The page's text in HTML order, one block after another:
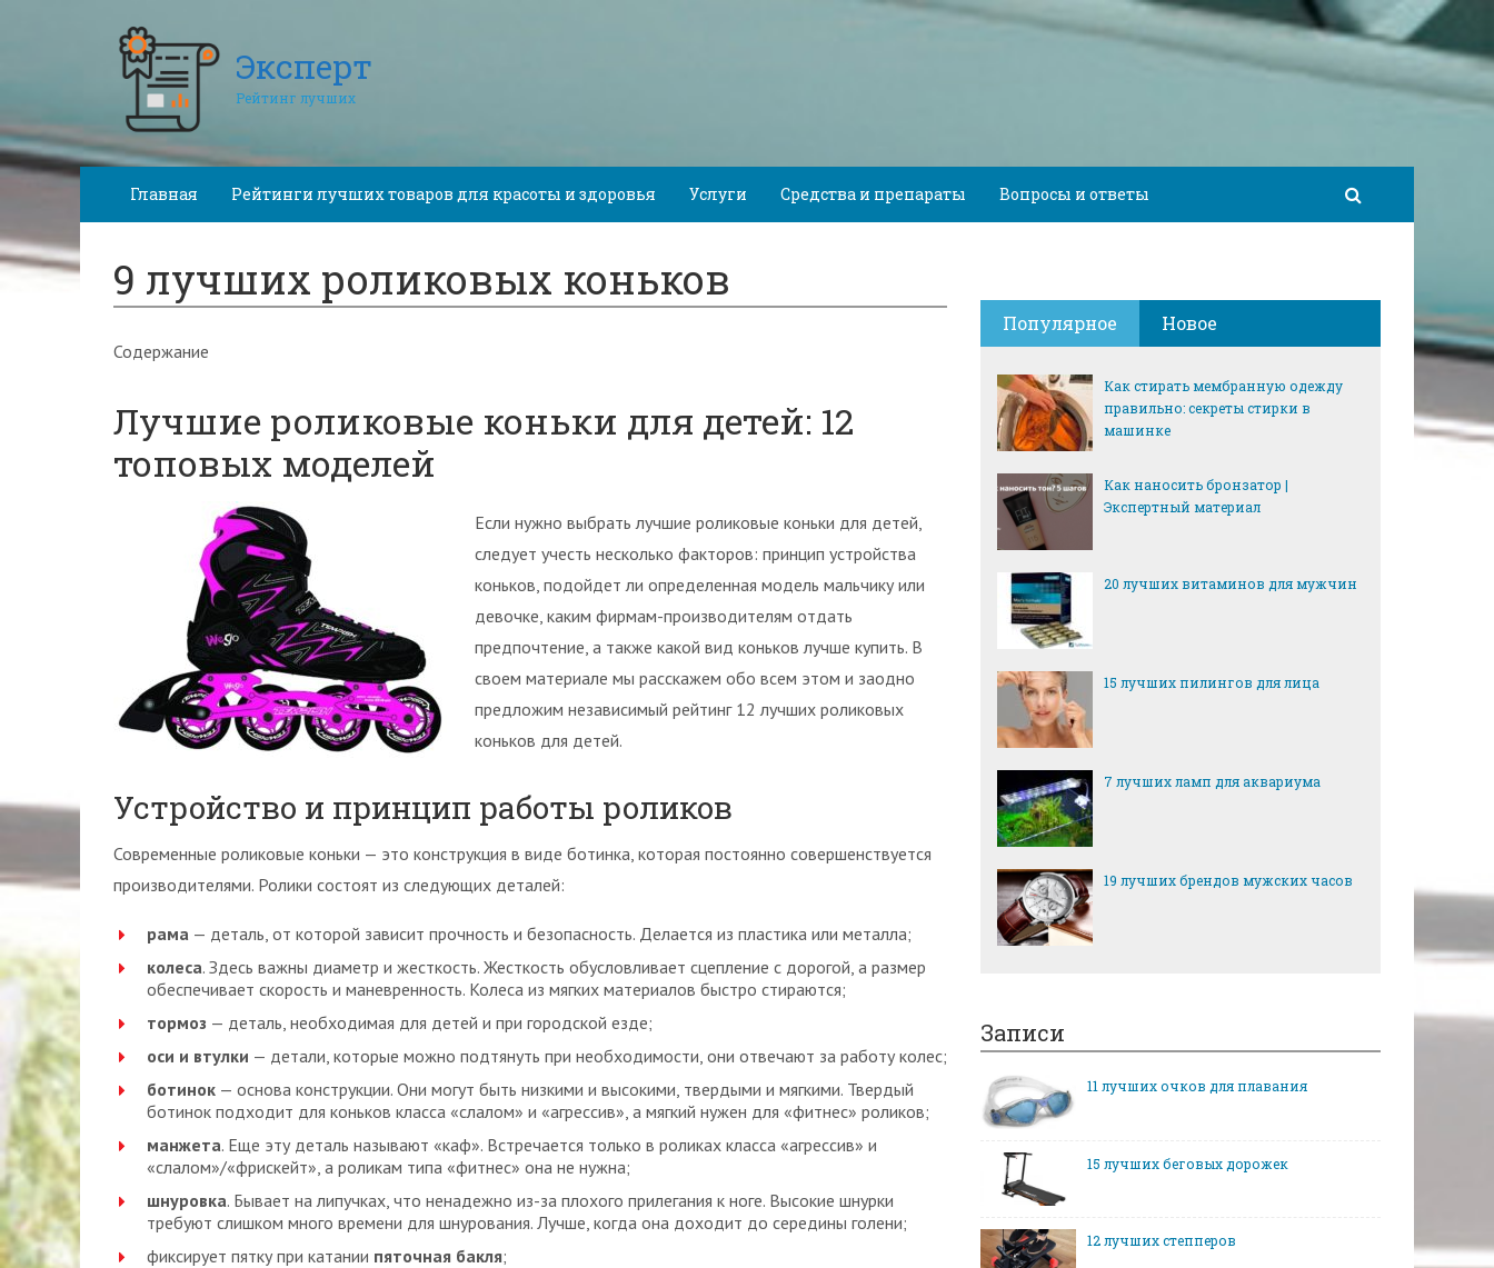
Эксперт
Рейтинг лучших
Главная Рейтинги лучших товаров для красоты и здоровья Услуги Средства и препараты Вопросы и ответы
9 лучших роликовых коньков
Содержание
Лучшие роликовые коньки для детей: 12
топовых моделей
Если нужно выбрать лучшие роликовые коньки для детей,
следует учесть несколько факторов: принцип устройства
коньков, подойдет ли определенная модель мальчику или
девочке, каким фирмам-производителям отдать
предпочтение, а также какой вид коньков лучше купить. В
своем материале мы расскажем обо всем этом и заодно
предложим независимый рейтинг 12 лучших роликовых
коньков для детей.
Устройство и принцип работы роликов
Современные роликовые коньки — это конструкция в виде ботинка, которая постоянно совершенствуется
производителями. Ролики состоят из следующих деталей:
рама — деталь, от которой зависит прочность и безопасность. Делается из пластика или металла;
колеса. Здесь важны диаметр и жесткость. Жесткость обусловливает сцепление с дорогой, а размер
обеспечивает скорость и маневренность. Колеса из мягких материалов быстро стираются;
тормоз — деталь, необходимая для детей и при городской езде;
оси и втулки — детали, которые можно подтянуть при необходимости, они отвечают за работу колес;
ботинок — основа конструкции. Они могут быть низкими и высокими, твердыми и мягкими. Твердый
ботинок подходит для коньков класса «слалом» и «агрессив», а мягкий нужен для «фитнес» роликов;
манжета. Еще эту деталь называют «каф». Встречается только в роликах класса «агрессив» и
«слалом»/«фрискейт», а роликам типа «фитнес» она не нужна;
шнуровка. Бывает на липучках, что ненадежно из-за плохого прилегания к ноге. Высокие шнурки
требуют слишком много времени для шнурования. Лучше, когда она доходит до середины голени;
фиксирует пятку при катании пяточная бакля;
Популярное Новое
Как стирать мембранную одежду
правильно: секреты стирки в
машинке
Как наносить бронзатор |
Экспертный материал
20 лучших витаминов для мужчин
15 лучших пилингов для лица
7 лучших ламп для аквариума
19 лучших брендов мужских часов
Записи
11 лучших очков для плавания
15 лучших беговых дорожек
12 лучших степперов